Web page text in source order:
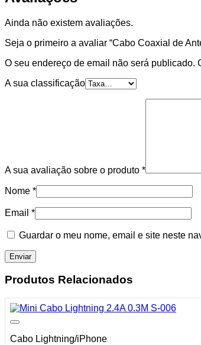
Ainda não existem avaliações.
Seja o primeiro a avaliar “Cabo Coaxial de
O seu endereço de email não será publicado.
A sua classificação
A sua avaliação sobre o produto *
Nome *
Email *
Guardar o meu nome, email e site neste
Produtos Relacionados
Cabo Lightning/iPhone